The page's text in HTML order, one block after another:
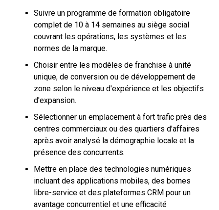
Suivre un programme de formation obligatoire
complet de 10 à 14 semaines au siège social
couvrant les opérations, les systèmes et les
normes de la marque.
Choisir entre les modèles de franchise à unité
unique, de conversion ou de développement de
zone selon le niveau d'expérience et les objectifs
d'expansion.
Sélectionner un emplacement à fort trafic près des
centres commerciaux ou des quartiers d'affaires
après avoir analysé la démographie locale et la
présence des concurrents.
Mettre en place des technologies numériques
incluant des applications mobiles, des bornes
libre-service et des plateformes CRM pour un
avantage concurrentiel et une efficacité